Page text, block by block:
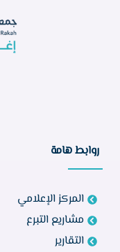
روابط هامة
المركز الإعلامي
مشاريع التبرع
التقارير